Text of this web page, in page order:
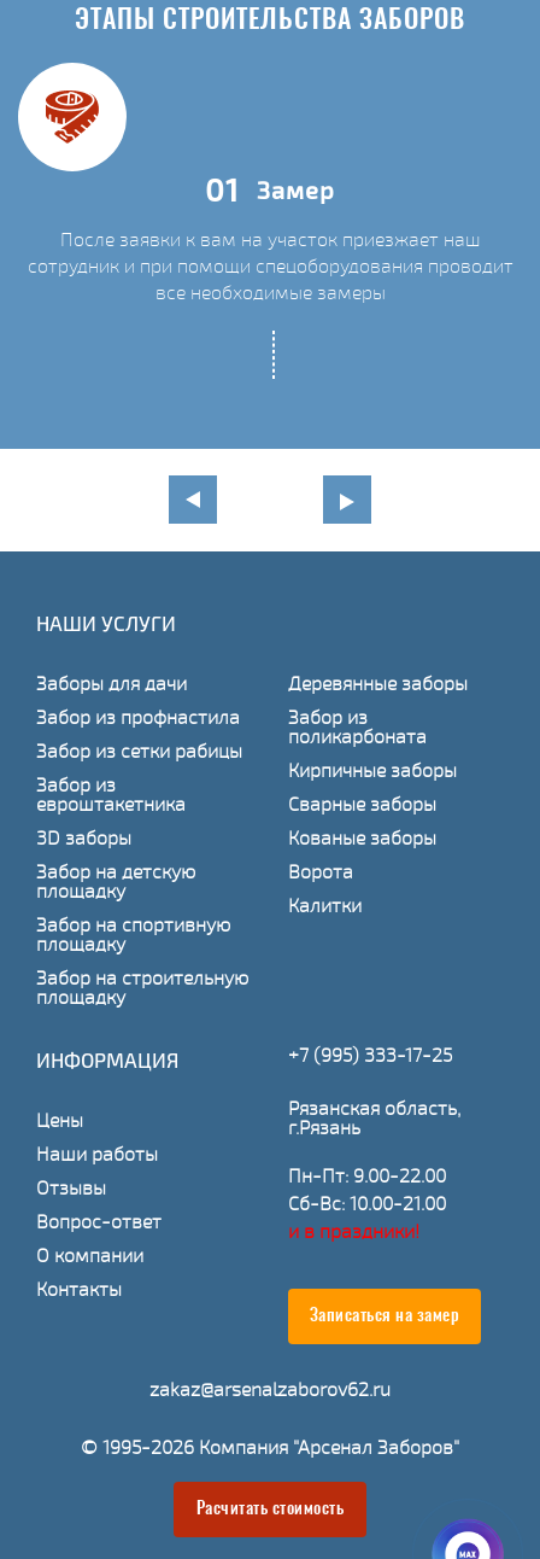
ЭТАПЫ СТРОИТЕЛЬСТВА ЗАБОРОВ
01 Замер
После заявки к вам на участок приезжает наш
сотрудник и при помощи спецоборудования проводит
все необходимые замеры
НАШИ УСЛУГИ
Заборы для дачи
Забор из профнастила
Забор из сетки рабицы
Забор из
евроштакетника
3D заборы
Забор на детскую
площадку
Забор на спортивную
площадку
Забор на строительную
площадку
Деревянные заборы
Забор из
поликарбоната
Кирпичные заборы
Сварные заборы
Кованые заборы
Ворота
Калитки
ИНФОРМАЦИЯ
Цены
Наши работы
Отзывы
Вопрос-ответ
О компании
Контакты
+7 (995) 333-17-25
Рязанская область,
г.Рязань
Пн-Пт: 9.00-22.00
Сб-Вс: 10.00-21.00
и в праздники!
Записаться на замер
zakaz@arsenalzaborov62.ru
© 1995-2026 Компания "Арсенал Заборов"
Расчитать стоимость